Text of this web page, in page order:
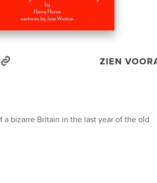
ZIEN
a bizarre Britain in the last year of the old